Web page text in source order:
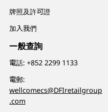
牌照及許可證
加入我們
一般查詢
電話:+852 2299 1133
電郵:
wellcomecs@DFIretailgroup
.com